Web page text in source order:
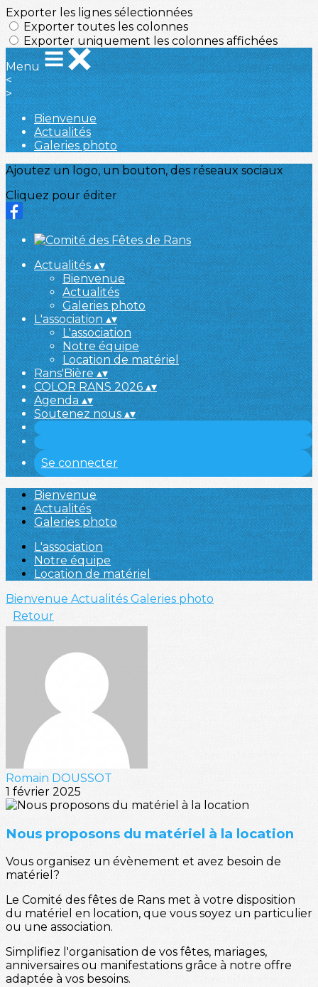
Exporter les lignes sélectionnées
Exporter toutes les colonnes
Exporter uniquement les colonnes affichées
Menu
<
>
Bienvenue
Actualités
Galeries photo
Ajoutez un logo, un bouton, des réseaux sociaux
Cliquez pour éditer
Actualités▴▾
Bienvenue
Actualités
Galeries photo
L'association▴▾
L'association
Notre équipe
Location de matériel
Rans'Bière▴▾
COLOR RANS 2026▴▾
Agenda▴▾
Soutenez nous▴▾
Se connecter
Bienvenue
Actualités
Galeries photo
L'association
Notre équipe
Location de matériel
Bienvenue Actualités Galeries photo
Retour
Romain DOUSSOT
1 février 2025
Nous proposons du matériel à la location
Vous organisez un évènement et avez besoin de
matériel?
Le Comité des fêtes de Rans met à votre disposition
du matériel en location, que vous soyez un particulier
ou une association.
Simplifiez l'organisation de vos fêtes, mariages,
anniversaires ou manifestations grâce à notre offre
adaptée à vos besoins.